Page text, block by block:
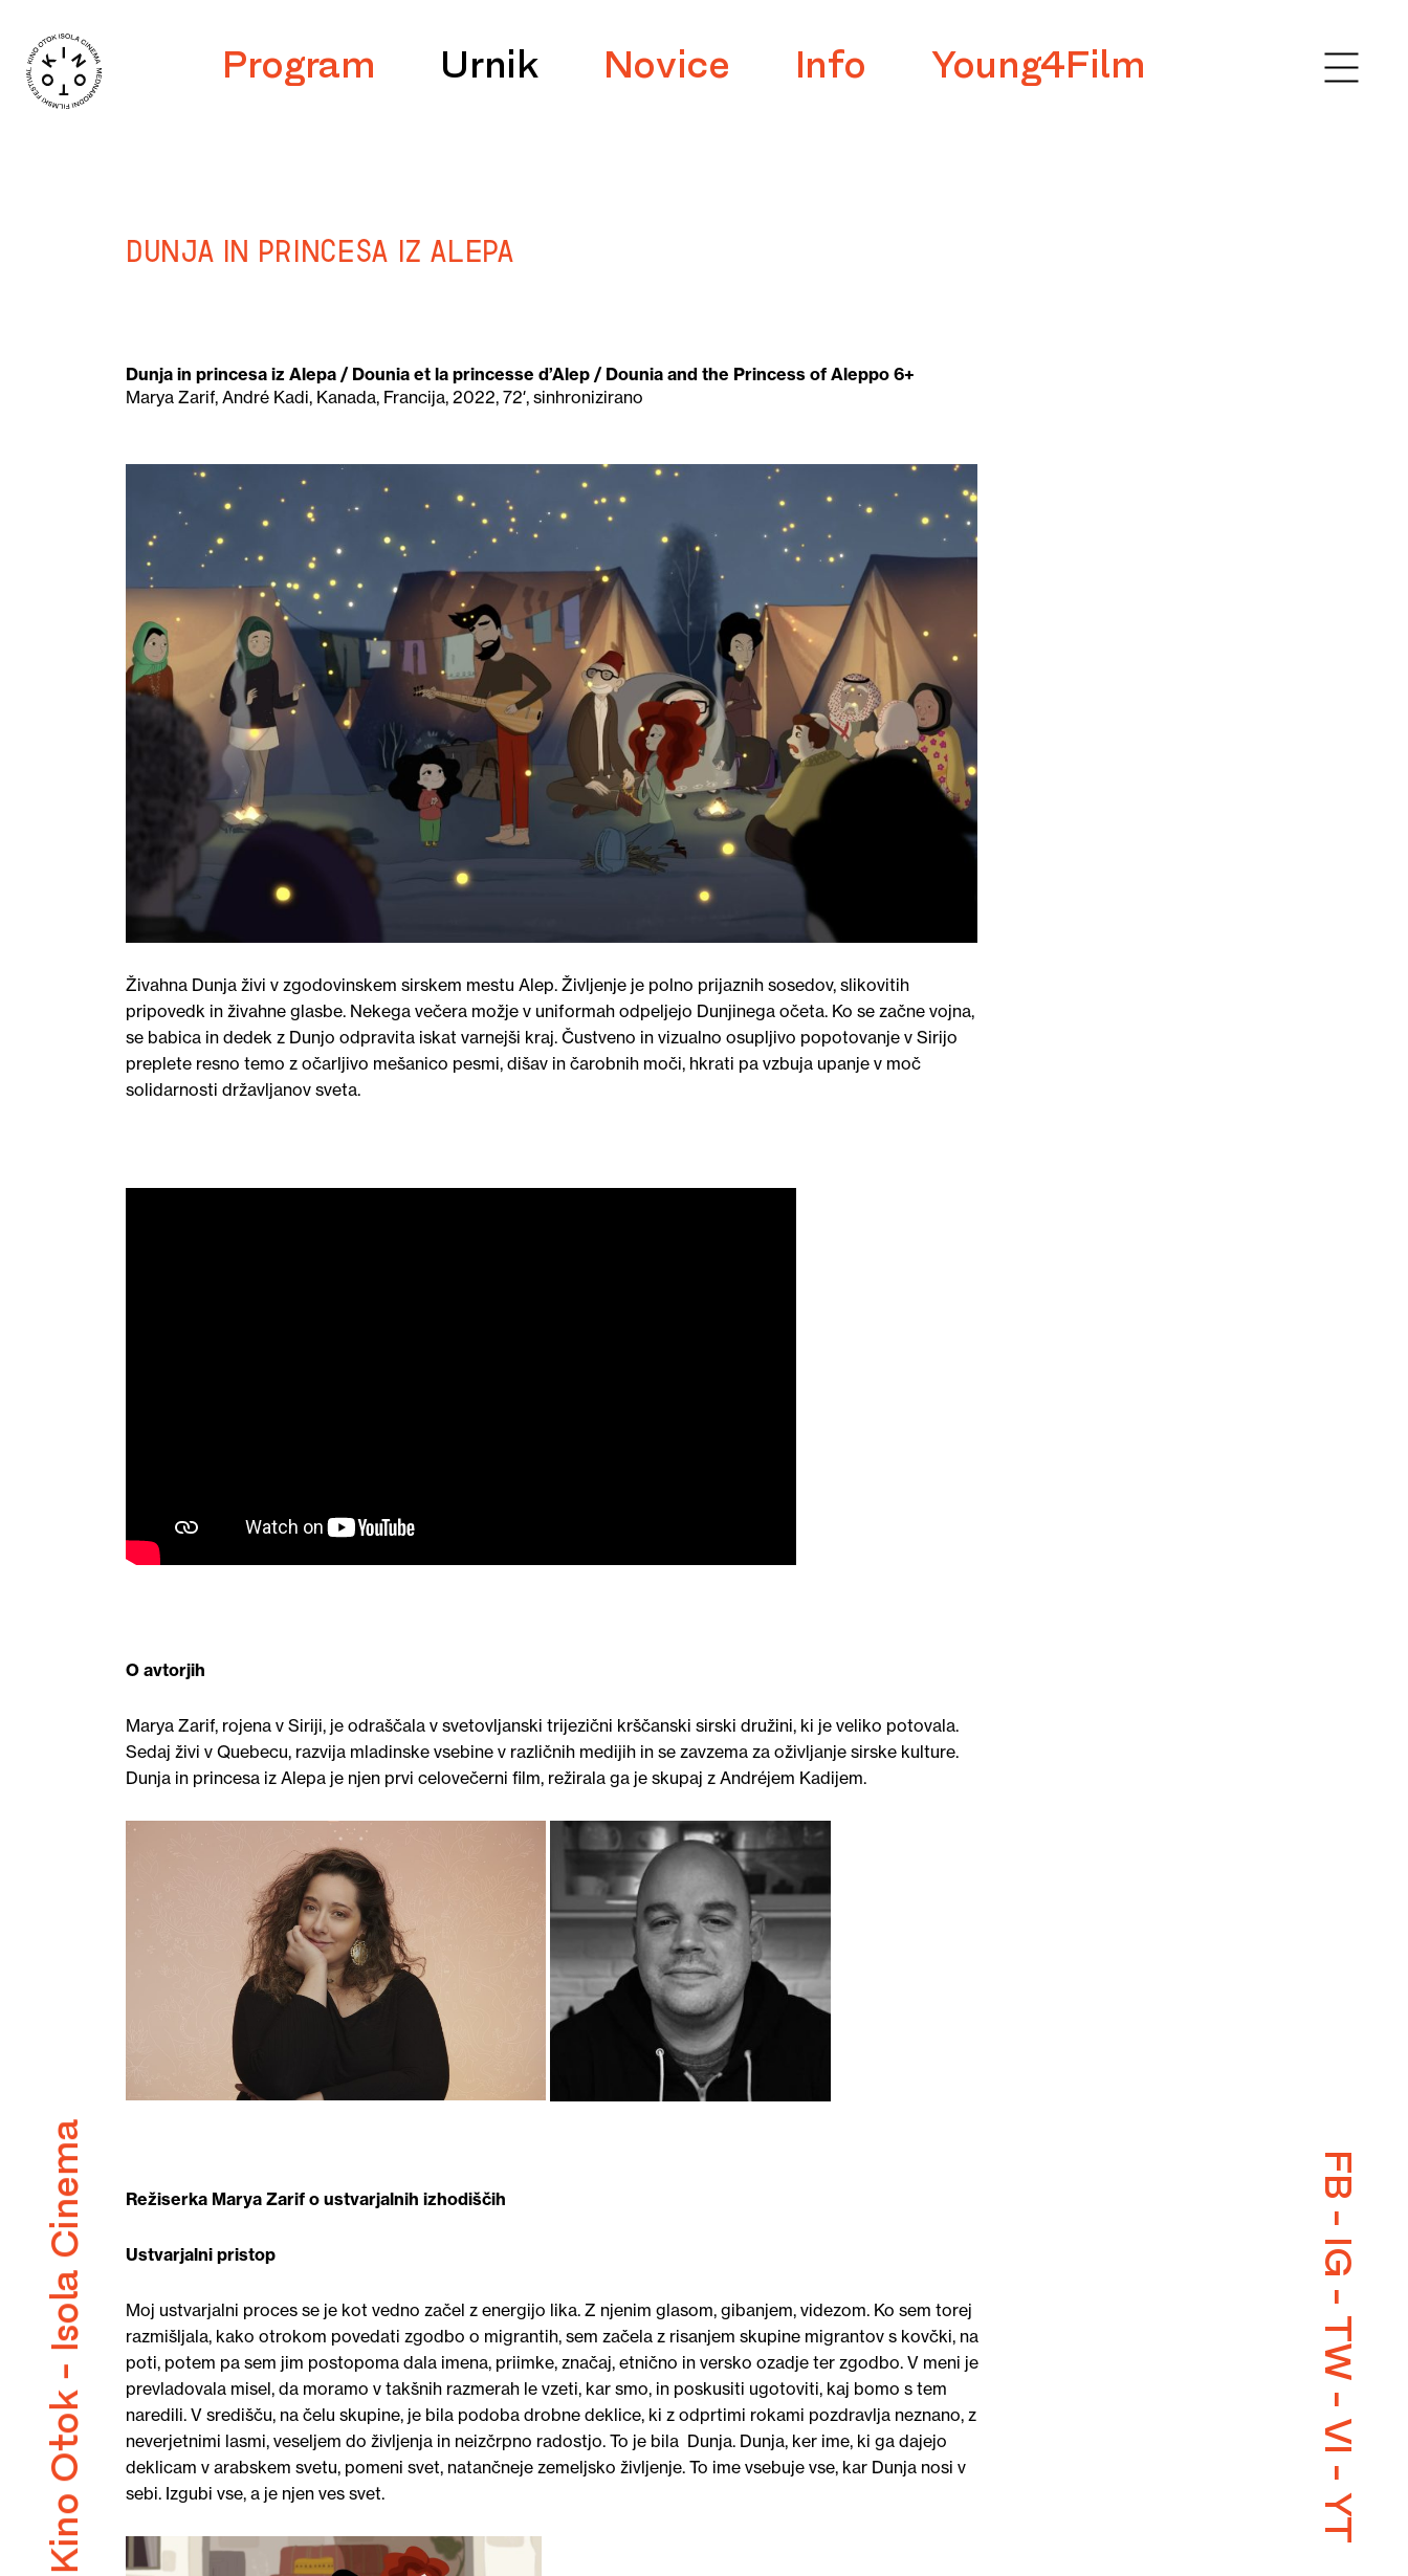
Program Urnik Novice Info Young4Film
Kino Otok - Isola Cinema FB
-
IG
-
TW
-
VI
-
YT
Dunja in princesa iz Alepa
Dunja in princesa iz Alepa / Dounia et la princesse d’Alep / Dounia and the Princess of Aleppo 6+
Marya Zarif, André Kadi, Kanada, Francija, 2022, 72′, sinhronizirano
Živahna Dunja živi v zgodovinskem sirskem mestu Alep. Življenje je polno prijaznih sosedov, slikovitih
pripovedk in živahne glasbe. Nekega večera možje v uniformah odpeljejo Dunjinega očeta. Ko se začne vojna,
se babica in dedek z Dunjo odpravita iskat varnejši kraj. Čustveno in vizualno osupljivo popotovanje v Sirijo
preplete resno temo z očarljivo mešanico pesmi, dišav in čarobnih moči, hkrati pa vzbuja upanje v moč
solidarnosti državljanov sveta.
O avtorjih
Marya Zarif, rojena v Siriji, je odraščala v svetovljanski trijezični krščanski sirski družini, ki je veliko potovala.
Sedaj živi v Quebecu, razvija mladinske vsebine v različnih medijih in se zavzema za oživljanje sirske kulture.
Dunja in princesa iz Alepa je njen prvi celovečerni film, režirala ga je skupaj z Andréjem Kadijem.
Režiserka Marya Zarif o ustvarjalnih izhodiščih
Ustvarjalni pristop
Moj ustvarjalni proces se je kot vedno začel z energijo lika. Z njenim glasom, gibanjem, videzom. Ko sem torej
razmišljala, kako otrokom povedati zgodbo o migrantih, sem začela z risanjem skupine migrantov s kovčki, na
poti, potem pa sem jim postopoma dala imena, priimke, značaj, etnično in versko ozadje ter zgodbo. V meni je
prevladovala misel, da moramo v takšnih razmerah le vzeti, kar smo, in poskusiti ugotoviti, kaj bomo s tem
naredili. V središču, na čelu skupine, je bila podoba drobne deklice, ki z odprtimi rokami pozdravlja neznano, z
neverjetnimi lasmi, veseljem do življenja in neizčrpno radostjo. To je bila Dunja. Dunja, ker ime, ki ga dajejo
deklicam v arabskem svetu, pomeni svet, natančneje zemeljsko življenje. To ime vsebuje vse, kar Dunja nosi v
sebi. Izgubi vse, a je njen ves svet.